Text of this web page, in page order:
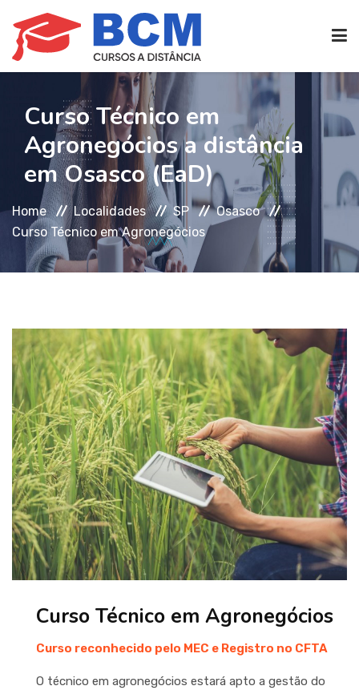
CURSOS TÉCNICOS(EAD)
EDIFICAÇÕES
SEG. TRABALHO
TRANS. IMOBILIÁRIAS(TTI)
Curso Técnico em
Agronegócios a distância
em Osasco (EaD)
Home Localidades SP
Osasco
Curso Técnico em Agronegócios
Curso Técnico em Agronegócios
Curso reconhecido pelo MEC e Registro no CFTA
O técnico em agronegócios estará apto a gestão do